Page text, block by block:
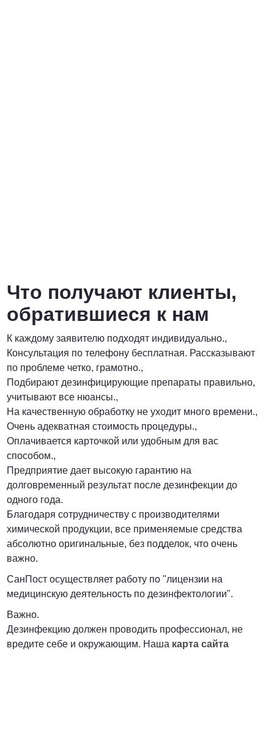
Что получают клиенты,
обратившиеся к нам
К каждому заявителю подходят индивидуально.,
Консультация по телефону бесплатная. Рассказывают
по проблеме четко, грамотно.,
Подбирают дезинфицирующие препараты правильно,
учитывают все нюансы.,
На качественную обработку не уходит много времени.,
Очень адекватная стоимость процедуры.,
Оплачивается карточкой или удобным для вас
способом.,
Предприятие дает высокую гарантию на
долговременный результат после дезинфекции до
одного года.
Благодаря сотрудничеству с производителями
химической продукции, все применяемые средства
абсолютно оригинальные, без подделок, что очень
важно.
СанПост осуществляет работу по "лицензии на
медицинскую деятельность по дезинфектологии".
Важно.
Дезинфекцию должен проводить профессионал, не
вредите себе и окружающим. Наша карта сайта